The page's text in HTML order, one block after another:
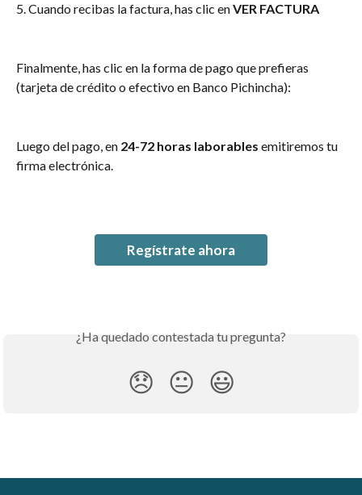
5. Cuando recibas la factura, has clic en VER FACTURA
Finalmente, has clic en la forma de pago que prefieras
(tarjeta de crédito o efectivo en Banco Pichincha):
Luego del pago, en 24-72 horas laborables emitiremos tu
firma electrónica.
Regístrate ahora
¿Ha quedado contestada tu pregunta?
😞 😐 😃